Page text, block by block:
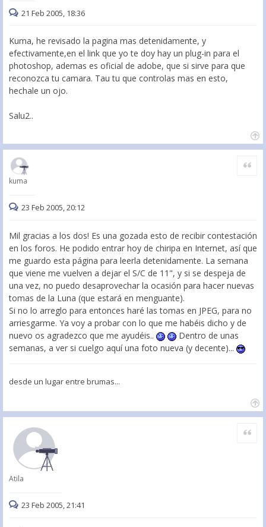
21 Feb 2005, 18:36
Kuma, he revisado la pagina mas detenidamente, y
efectivamente,en el link que yo te doy hay un plug-in para el
photoshop, ademas es oficial de adobe, que si sirve para que
reconozca tu camara. Tau tu que controlas mas en esto,
hechale un ojo.
Salu2..
kuma
Citar
23 Feb 2005, 20:12
Mil gracias a los dos! Es una gozada esto de recibir contestación
en los foros. He podido entrar hoy de chiripa en Internet, así que
me guardo esta página para leerla detenidamente. La semana
que viene me vuelven a dejar el S/C de 11", y si se despeja de
una vez, no puedo desaprovechar la ocasión para hacer nuevas
tomas de la Luna (que estará en menguante).
Si no lo arreglo para entonces haré las tomas en JPEG, para no
arriesgarme. Ya voy a probar con lo que me habéis dicho y de
nuevo os agradezco que me ayudéis..
Dentro de unas
semanas, a ver si cuelgo aquí una foto nueva (y decente)...
desde un lugar entre brumas...
Atila
Citar
23 Feb 2005, 21:41